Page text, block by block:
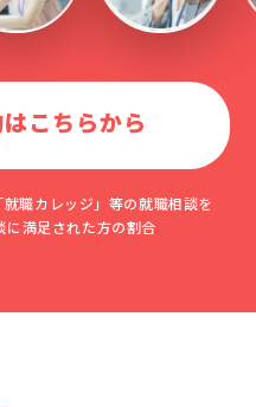
こちらから
カレッジ」等の就職相談を
に満足された方の割合